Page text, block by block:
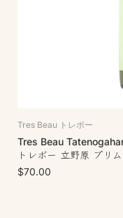
Tres Beau トレボー
Tres Beau
トレボー 立野原 プリ
$70.00